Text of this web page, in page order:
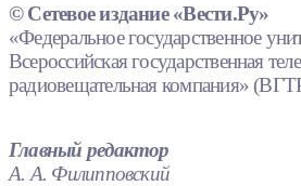
© Сетевое издание «Вести.Ру»
«Федеральное государственное
Всероссийская государственная
радиовещательная компания»
Главный редактор
А. А. Филипповский